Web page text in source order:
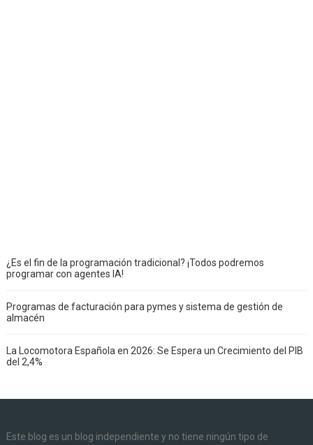
¿Es el fin de la programación tradicional? ¡Todos podremos
programar con agentes IA!
Programas de facturación para pymes y sistema de gestión de
almacén
La Locomotora Española en 2026: Se Espera un Crecimiento del PIB
del 2,4%
Este blog es un blog independiente y no tiene ningún tipo de